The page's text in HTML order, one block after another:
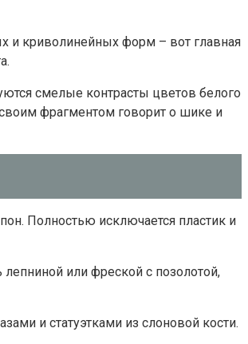
и криволинейных форм – вот главная
смелые контрасты цветов белого
фрагментом говорит о шике и
Полностью исключается пластик и
или фреской с позолотой,
и статуэтками из слоновой кости.